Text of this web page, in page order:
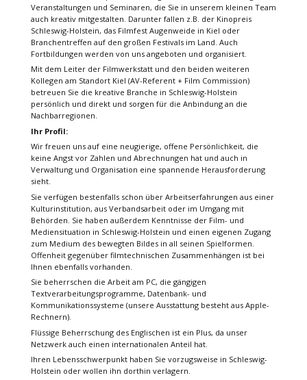
Veranstaltungen und Seminaren, die Sie in unserem kleinen Team
auch kreativ mitgestalten. Darunter fallen z.B. der Kinopreis
Schleswig-Holstein, das Filmfest Augenweide in Kiel oder
Branchentreffen auf den großen Festivals im Land. Auch
Fortbildungen werden von uns angeboten und organisiert.
Mit dem Leiter der Filmwerkstatt und den beiden weiteren
Kollegen am Standort Kiel (AV-Referent + Film Commission)
betreuen Sie die kreative Branche in Schleswig-Holstein
persönlich und direkt und sorgen für die Anbindung an die
Nachbarregionen.
Ihr Profil:
Wir freuen uns auf eine neugierige, offene Persönlichkeit, die
keine Angst vor Zahlen und Abrechnungen hat und auch in
Verwaltung und Organisation eine spannende Herausforderung
sieht.
Sie verfügen bestenfalls schon über Arbeitserfahrungen aus einer
Kulturinstitution, aus Verbandsarbeit oder im Umgang mit
Behörden. Sie haben außerdem Kenntnisse der Film- und
Mediensituation in Schleswig-Holstein und einen eigenen Zugang
zum Medium des bewegten Bildes in all seinen Spielformen.
Offenheit gegenüber filmtechnischen Zusammenhängen ist bei
Ihnen ebenfalls vorhanden.
Sie beherrschen die Arbeit am PC, die gängigen
Textverarbeitungsprogramme, Datenbank- und
Kommunikationssysteme (unsere Ausstattung besteht aus Apple-
Rechnern).
Flüssige Beherrschung des Englischen ist ein Plus, da unser
Netzwerk auch einen internationalen Anteil hat.
Ihren Lebensschwerpunkt haben Sie vorzugsweise in Schleswig-
Holstein oder wollen ihn dorthin verlagern.